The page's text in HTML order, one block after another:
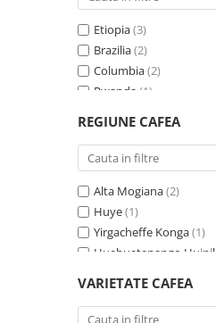
Pellini (2)
Segafredo
Tchibo (7)
Etiopia(3)
Brazilia(2)
Columbia(2)
Rwanda (1)
Guatemala (1)
REGIUNE CAFEA
Alta Mogiana(2)
Huye(1)
Yirgacheffe Konga(1)
Huehuetenango Huipil
Tarrazú(1)
Huila (1)
VARIETATE CAFEA